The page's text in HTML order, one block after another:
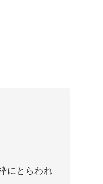
にとらわれ